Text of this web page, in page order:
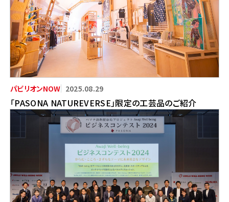
2025.08.29
「PASONA NATUREVERSE」限定の工芸品のご紹介